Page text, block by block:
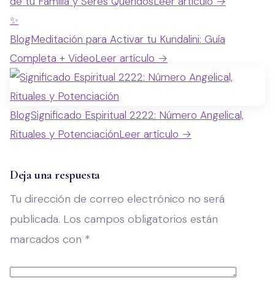
✨
BlogMeditación para Activar tu Kundalini: Guía
Completa + VideoLeer artículo →
BlogSignificado Espiritual 2222: Número Angelical,
Rituales y PotenciaciónLeer artículo →
Deja una respuesta
Tu dirección de correo electrónico no será
publicada. Los campos obligatorios están
marcados con *